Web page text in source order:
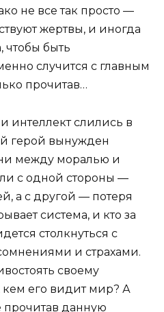
не все так просто —
жертвы, и иногда
чтобы быть
случится с главным
прочитав…
интеллект слились в
герой вынужден
между моралью и
с одной стороны —
а с другой — потеря
система, и кто за
столкнуться с
и страхами.
своему
кем его видит мир? А
прочитав данную